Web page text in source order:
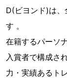
D(ビヨンド)は
す 。
在籍するパーソ
入賞者で構成さ
力・実績あるト